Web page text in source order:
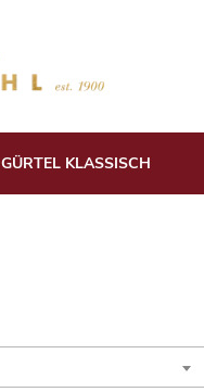
GÜRTEL KLASSISCH